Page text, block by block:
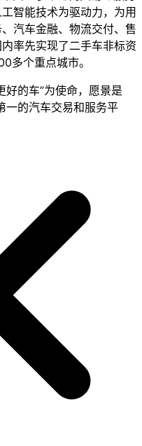
智能技术为驱动力，为用
汽车金融、物流交付、售
率先实现了二手车非标资
多个重点城市。
好的车”为使命，愿景是
一的汽车交易和服务平